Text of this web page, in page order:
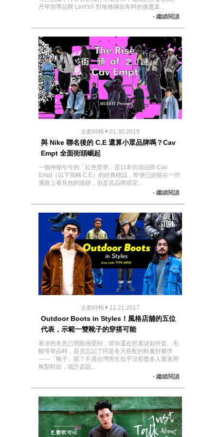
丹寧領導品牌 Levi's® 對每條褲款布料的挑選及...
- 繼續閱讀
企劃特輯 01.30.2019
與 Nike 聯名後的 C.E 還算小眾品牌嗎？Cav
Empt 全面街頭崛起
一個神秘兮兮的「紅色臂章」是日本街頭品牌 Cav
Empt（以下簡稱 C.E）的經典標誌，即便已經能在一些
通路上看見他的蹤跡，但是其品牌或背...
- 繼續閱讀
企劃特輯 11.21.2017
Outdoor Boots in Styles！風格店舖的五位
代表，示範一雙靴子的穿搭可能
寒冷的冬意已明顯感受到，當你還在想著諸如外套、毛
帽等單品時，是否忘記了同是冬天搭配的鞋履好夥伴
——「靴子」呢？不過台灣男生似乎沒那麼多人愛著用
靴類鞋款，或許是因...
- 繼續閱讀